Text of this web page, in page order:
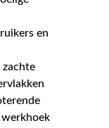
en
zachte